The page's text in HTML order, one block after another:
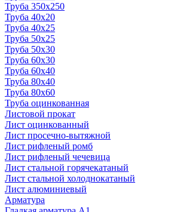
Труба 350x250
Труба 40x20
Труба 40x25
Труба 50x25
Труба 50x30
Труба 60x30
Труба 60x40
Труба 80x40
Труба 80x60
Труба оцинкованная
Листовой прокат
Лист оцинкованный
Лист просечно-вытяжной
Лист рифленый ромб
Лист рифленый чечевица
Лист стальной горячекатаный
Лист стальной холоднокатаный
Лист алюминиевый
Арматура